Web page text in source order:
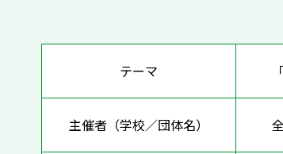
テーマ
主催者（学校／団体名）